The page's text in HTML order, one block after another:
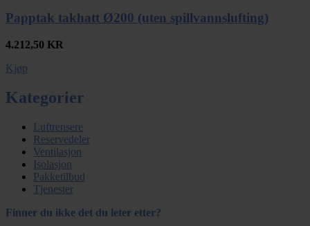
Papptak takhatt Ø200 (uten spillvannslufting)
4.212,50 KR
Kjøp
Kategorier
Luftrensere
Reservedeler
Ventilasjon
Isolasjon
Pakketilbud
Tjenester
Finner du ikke det du leter etter?